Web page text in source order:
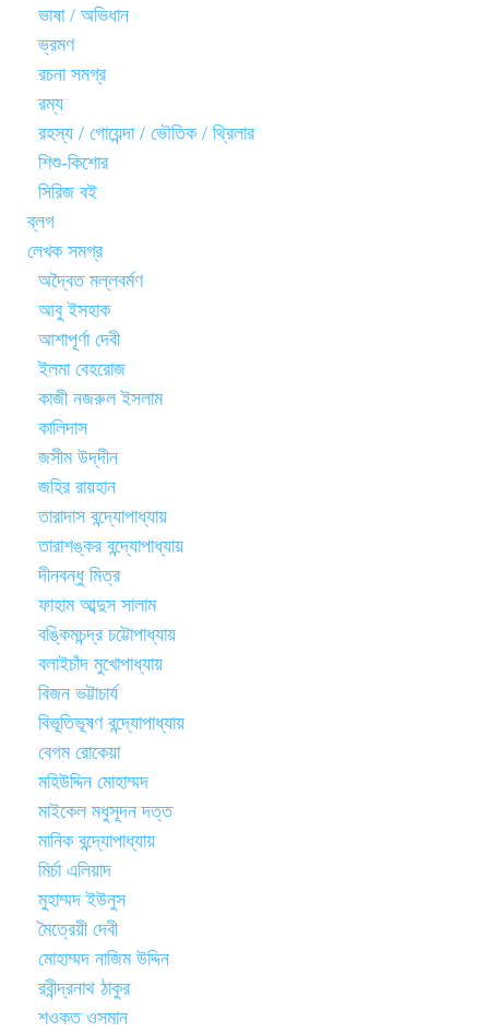
ভাষা / অভিধান
ভ্রমণ
রচনা সমগ্র
রম্য
রহস্য / গোয়েন্দা / ভৌতিক / থ্রিলার
শিশু-কিশোর
সিরিজ বই
ব্লগ
লেখক সমগ্র
অদ্বৈত মল্লবর্মণ
আবু ইসহাক
আশাপূর্ণা দেবী
ইলমা বেহরোজ
কাজী নজরুল ইসলাম
কালিদাস
জসীম উদ্‌দীন
জহির রায়হান
তারাদাস বন্দ্যোপাধ্যায়
তারাশঙ্কর বন্দ্যোপাধ্যায়
দীনবন্ধু মিত্র
ফাহাম আব্দুস সালাম
বঙ্কিমচন্দ্র চট্টোপাধ্যায়
বলাইচাঁদ মুখোপাধ্যায়
বিজন ভট্টাচার্য
বিভূতিভূষণ বন্দ্যোপাধ্যায়
বেগম রোকেয়া
মহিউদ্দিন মোহাম্মদ
মাইকেল মধুসূদন দত্ত
মানিক বন্দ্যোপাধ্যায়
মির্চা এলিয়াদ
মুহাম্মদ ইউনুস
মৈত্রেয়ী দেবী
মোহাম্মদ নাজিম উদ্দিন
রবীন্দ্রনাথ ঠাকুর
শওকত ওসমান